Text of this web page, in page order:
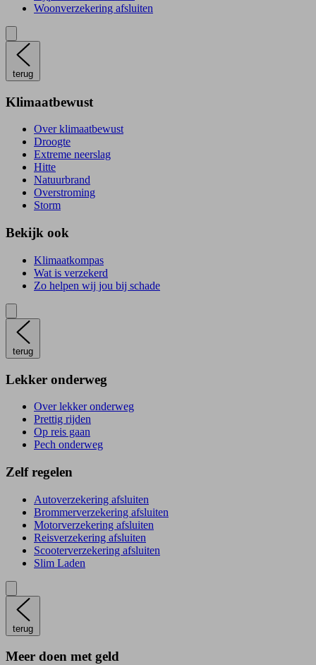
Woonverzekering afsluiten
terug
Klimaatbewust
Over klimaatbewust
Droogte
Extreme neerslag
Hitte
Natuurbrand
Overstroming
Storm
Bekijk ook
Klimaatkompas
Wat is verzekerd
Zo helpen wij jou bij schade
terug
Lekker onderweg
Over lekker onderweg
Prettig rijden
Op reis gaan
Pech onderweg
Zelf regelen
Autoverzekering afsluiten
Brommerverzekering afsluiten
Motorverzekering afsluiten
Reisverzekering afsluiten
Scooterverzekering afsluiten
Slim Laden
terug
Meer doen met geld